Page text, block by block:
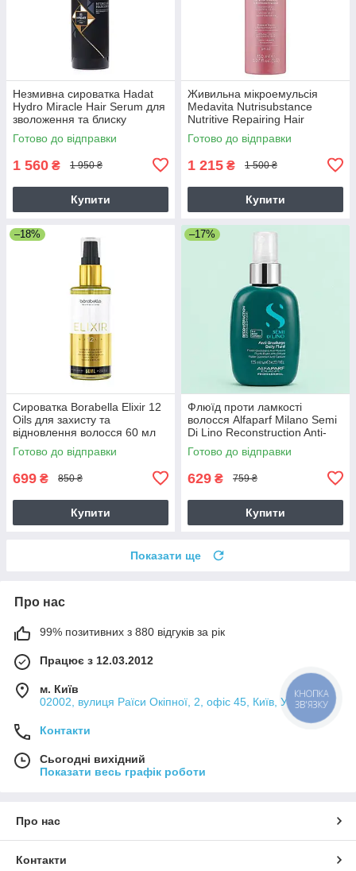
Незмивна сироватка Hadat
Hydro Miracle Hair Serum для
зволоження та блиску
волосся, 110 мл
Готово до відправки
1 560 ₴ 1 950 ₴
Купити
Живильна мікроемульсія
Medavita Nutrisubstance
Nutritive Repairing Hair
Microemulsion для
відновлення сухого волосся,
Готово до відправки
1 215 ₴ 1 500 ₴
Купити
–18%
Сироватка Borabella Elixir 12
Oils для захисту та
відновлення волосся 60 мл
Готово до відправки
699 ₴ 850 ₴
Купити
–17%
Флюїд проти ламкості
волосся Alfaparf Milano Semi
Di Lino Reconstruction Anti-
Breakage Daily Fluid, 125 мл
Готово до відправки
629 ₴ 759 ₴
Купити
Показати ще
Про нас
99% позитивних з 880 відгуків за рік
Працює з 12.03.2012
м. Київ
02002, вулиця Раїси Окіпної, 2, офіс 45, Київ, Україна
Контакти
Сьогодні вихідний
Показати весь графік роботи
Про нас
Контакти
КНОПКА
ЗВ'ЯЗКУ